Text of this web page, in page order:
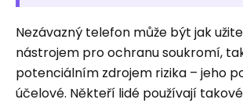
Nezávazný telefon může být jak
nástrojem pro ochranu soukromí,
potenciálním zdrojem rizika – jeho
účelové. Někteří lidé používají